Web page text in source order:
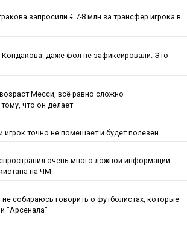
запросили € 7-8 млн за трансфер игрока в
даже фол не зафиксировали. Это
Месси, всё равно сложно
что он делает
игрок точно не помешает и будет полезен
очень много ложной информации
на ЧМ
не собираюсь говорить о футболистах, которые
"Арсенала"